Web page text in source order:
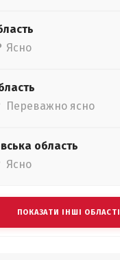
Ясно
Переважно ясно
область
Ясно
ПОКАЗАТИ ІНШІ ОБЛАСТІ